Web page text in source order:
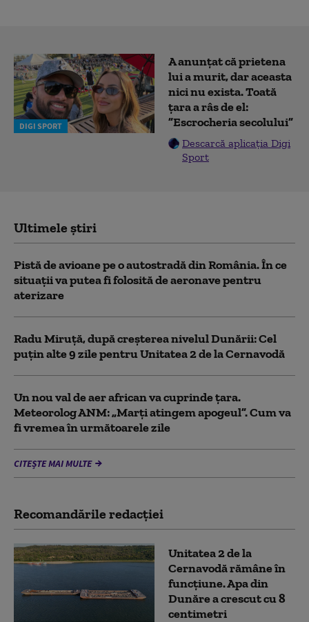
DIGI SPORT
A anunțat că prietena
lui a murit, dar aceasta
nici nu exista. Toată
țara a râs de el:
”Escrocheria secolului”
Descarcă aplicația Digi
Sport
Ultimele știri
Pistă de avioane pe o autostradă din România. În ce
situații va putea fi folosită de aeronave pentru
aterizare
Radu Miruță, după creșterea nivelul Dunării: Cel
puțin alte 9 zile pentru Unitatea 2 de la Cernavodă
Un nou val de aer african va cuprinde țara.
Meteorolog ANM: „Marți atingem apogeul”. Cum va
fi vremea în următoarele zile
CITEȘTE MAI MULTE
Recomandările redacţiei
Unitatea 2 de la
Cernavodă rămâne în
funcțiune. Apa din
Dunăre a crescut cu 8
centimetri